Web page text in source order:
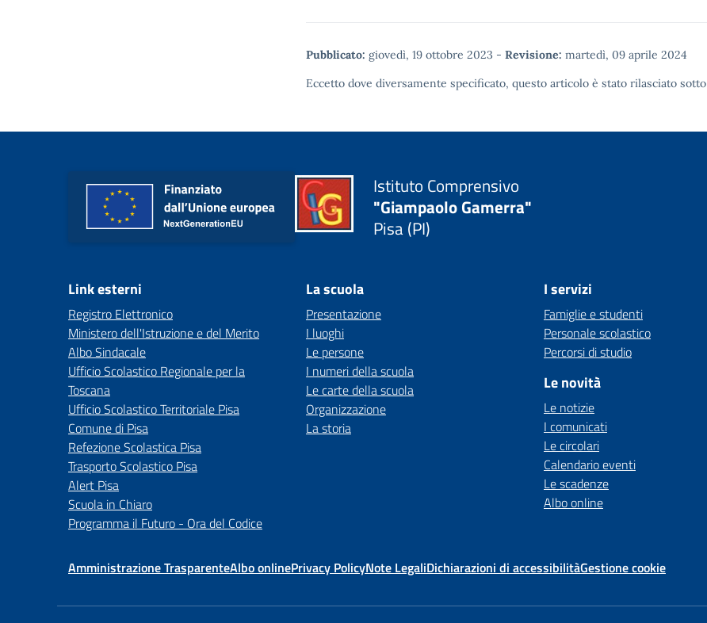
Pubblicato: giovedì, 19 ottobre 2023 - Revisione: martedì, 09 aprile 2024
Eccetto dove diversamente specificato, questo articolo è stato rilasciato sotto
Istituto Comprensivo
"Giampaolo Gamerra"
Pisa (PI)
Link esterni
Registro Elettronico
Ministero dell'Istruzione e del Merito
Albo Sindacale
Ufficio Scolastico Regionale per la
Toscana
Ufficio Scolastico Territoriale Pisa
Comune di Pisa
Refezione Scolastica Pisa
Trasporto Scolastico Pisa
Alert Pisa
Scuola in Chiaro
Programma il Futuro - Ora del Codice
La scuola
Presentazione
I luoghi
Le persone
I numeri della scuola
Le carte della scuola
Organizzazione
La storia
I servizi
Famiglie e studenti
Personale scolastico
Percorsi di studio
Le novità
Le notizie
I comunicati
Le circolari
Calendario eventi
Le scadenze
Albo online
Amministrazione TrasparenteAlbo onlinePrivacy PolicyNote LegaliDichiarazioni di accessibilitàGestione cookie